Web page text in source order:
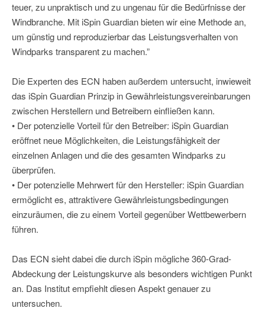
teuer, zu unpraktisch und zu ungenau für die Bedürfnisse der
Windbranche. Mit iSpin Guardian bieten wir eine Methode an,
um günstig und reproduzierbar das Leistungsverhalten von
Windparks transparent zu machen.”
Die Experten des ECN haben außerdem untersucht, inwieweit
das iSpin Guardian Prinzip in Gewährleistungsvereinbarungen
zwischen Herstellern und Betreibern einfließen kann.
• Der potenzielle Vorteil für den Betreiber: iSpin Guardian
eröffnet neue Möglichkeiten, die Leistungsfähigkeit der
einzelnen Anlagen und die des gesamten Windparks zu
überprüfen.
• Der potenzielle Mehrwert für den Hersteller: iSpin Guardian
ermöglicht es, attraktivere Gewährleistungsbedingungen
einzuräumen, die zu einem Vorteil gegenüber Wettbewerbern
führen.
Das ECN sieht dabei die durch iSpin mögliche 360-Grad-
Abdeckung der Leistungskurve als besonders wichtigen Punkt
an. Das Institut empfiehlt diesen Aspekt genauer zu
untersuchen.